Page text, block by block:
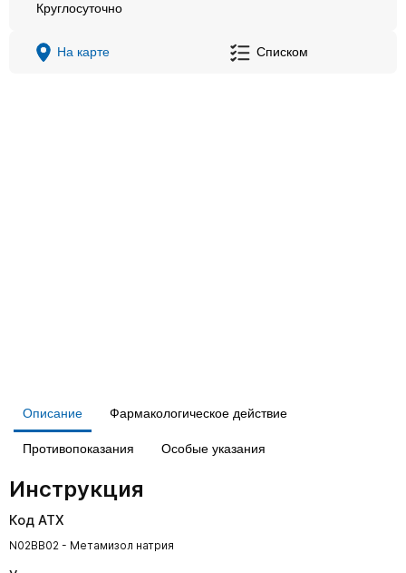
Круглосуточно
На карте Списком
Описание Фармакологическое действие
Противопоказания Особые указания
Инструкция
Код АТХ
N02BB02 - Метамизол натрия